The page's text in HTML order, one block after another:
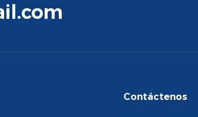
Contáctenos